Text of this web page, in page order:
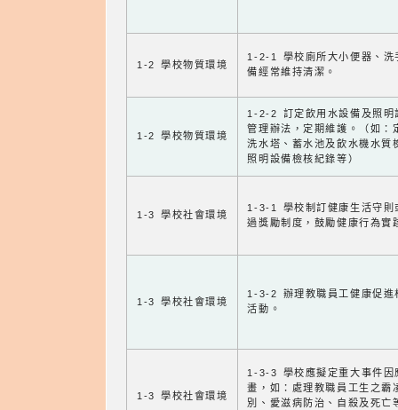
1-2 學校物質環境
1-2-1 學校廁所大小便器、洗
備經常維持清潔。
1-2 學校物質環境
1-2-2 訂定飲用水設備及照明
管理辦法，定期維護。（如：
洗水塔、蓄水池及飲水機水質
照明設備檢核紀錄等）
1-3 學校社會環境
1-3-1 學校制訂健康生活守則
過獎勵制度，鼓勵健康行為實
1-3 學校社會環境
1-3-2 辦理教職員工健康促進
活動。
1-3 學校社會環境
1-3-3 學校應擬定重大事件因
畫，如：處理教職員工生之霸
別、愛滋病防治、自殺及死亡